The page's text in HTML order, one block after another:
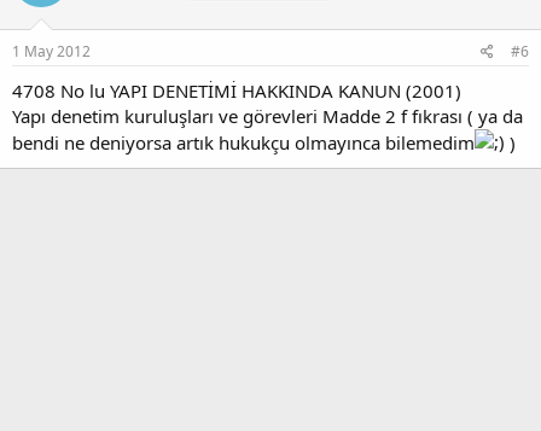
1 May 2012 #6
4708 No lu YAPI DENETİMİ HAKKINDA KANUN (2001)
Yapı denetim kuruluşları ve görevleri Madde 2 f fıkrası ( ya da
bendi ne deniyorsa artık hukukçu olmayınca bilemedim
)